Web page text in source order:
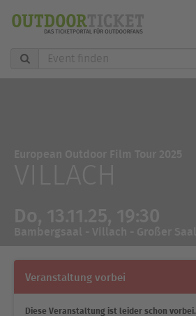
Event
finden
Veranstaltung vorbei
Diese Veranstaltung ist leider schon vorbei.